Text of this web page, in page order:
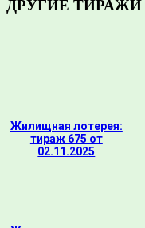
ДРУГИЕ ТИРАЖИ
Жилищная лотерея:
тираж 675 от
02.11.2025